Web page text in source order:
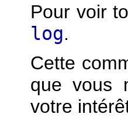
Pour voir
log.
Cette
que vous
votre